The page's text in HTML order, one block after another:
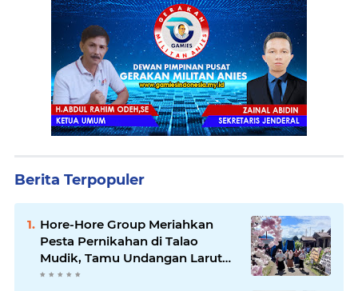
Berita Terpopuler
Hore-Hore Group Meriahkan
Pesta Pernikahan di Talao
Mudik, Tamu Undangan Larut
dalam Suasana Penuh